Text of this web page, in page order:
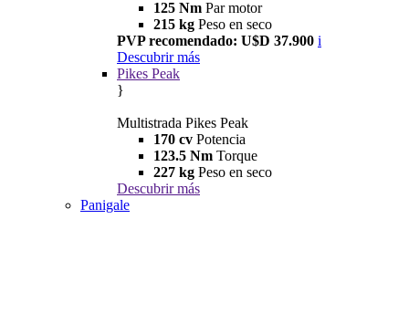
125 Nm Par motor
215 kg Peso en seco
PVP recomendado: U$D 37.900 i
Descubrir más
Pikes Peak
}
Multistrada Pikes Peak
170 cv Potencia
123.5 Nm Torque
227 kg Peso en seco
Descubrir más
Panigale